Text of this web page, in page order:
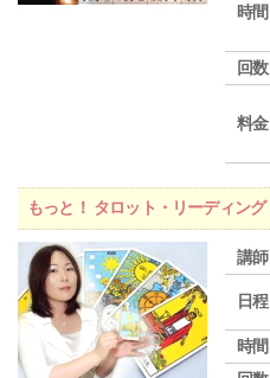
時間
回数
料金
もっと！ タロット・リーディング
講師
日程
時間